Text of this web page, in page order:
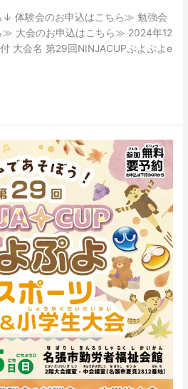
↓ 体験会のお申込はこちら≫ 勉強会
≫ 大会のお申込はこちら≫ 2024年12
大会名 第29回NINJACUPぷよぷよe